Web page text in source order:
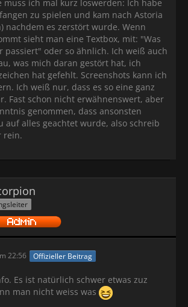
muss ich mal kurz loswerden: Ich habe
zu spielen und kam nach Astoria
nachdem es zerstört wurde. Wenn
sieht man eine Textbox, mit: "Was
passiert" oder so ähnlich. Ich weiß auch
was mich daran gestört hat, ich
hat gefehlt. Screenshots kann ich
Ich weiß nur, dass es so eine ganz
Fast schon nicht erwähnenswert, aber
genommen, dass ansonsten
auf alles geachtet wurde, also schreib
rein.
22:56 Offizieller Beitrag
Es ist natürlich schwer etwas zuz
man nicht weiss was